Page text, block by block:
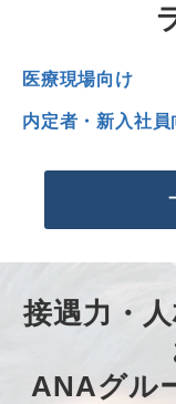
医療現場向け
内定者・新入社員
接遇力・
ANAグル